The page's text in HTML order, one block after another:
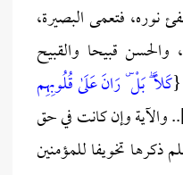
نوره، فتعمى البصيرة،
والحسن قبيحا والقبيح
{كَلَّا ۖ بَلْ ۜ رَانَ عَلَىٰ قُلُوبِهِم
والآية وإن كانت في حق
ذكرها تخويفا للمؤمنين